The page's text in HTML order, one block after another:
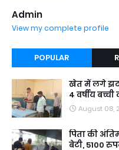
Admin
View my complete profile
POPULAR
खेत में लगे
4 वर्षीय
August 08,
पिता की
बेटी, 5100